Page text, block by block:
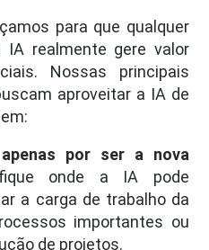
para que qualquer
IA realmente gere valor
Nossas principais
aproveitar a IA de
por ser a nova
onde a IA pode
a carga de trabalho da
importantes ou
de projetos.